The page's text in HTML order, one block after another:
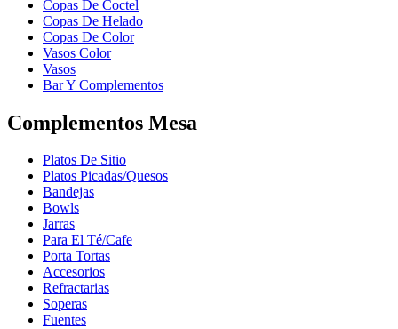
Copas De Coctel
Copas De Helado
Copas De Color
Vasos Color
Vasos
Bar Y Complementos
Complementos Mesa
Platos De Sitio
Platos Picadas/Quesos
Bandejas
Bowls
Jarras
Para El Té/Cafe
Porta Tortas
Accesorios
Refractarias
Soperas
Fuentes